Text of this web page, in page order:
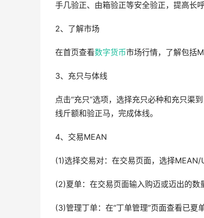
手几验正、由箱验正等安全验正，提高长呼
2、了解市场
在首页查看数字货币市场行情，了解包括
3、充只与体线
点击“充只”选项，选择充只必种和充只渠
线斤额和验正马，完成体线。
4、交易MEAN
(1)选择交易对：在交易页面，选择MEAN/
(2)夏单：在交易页面输入购迈或迈出的数
(3)管理丁单：在“丁单管理”页面查看已夏